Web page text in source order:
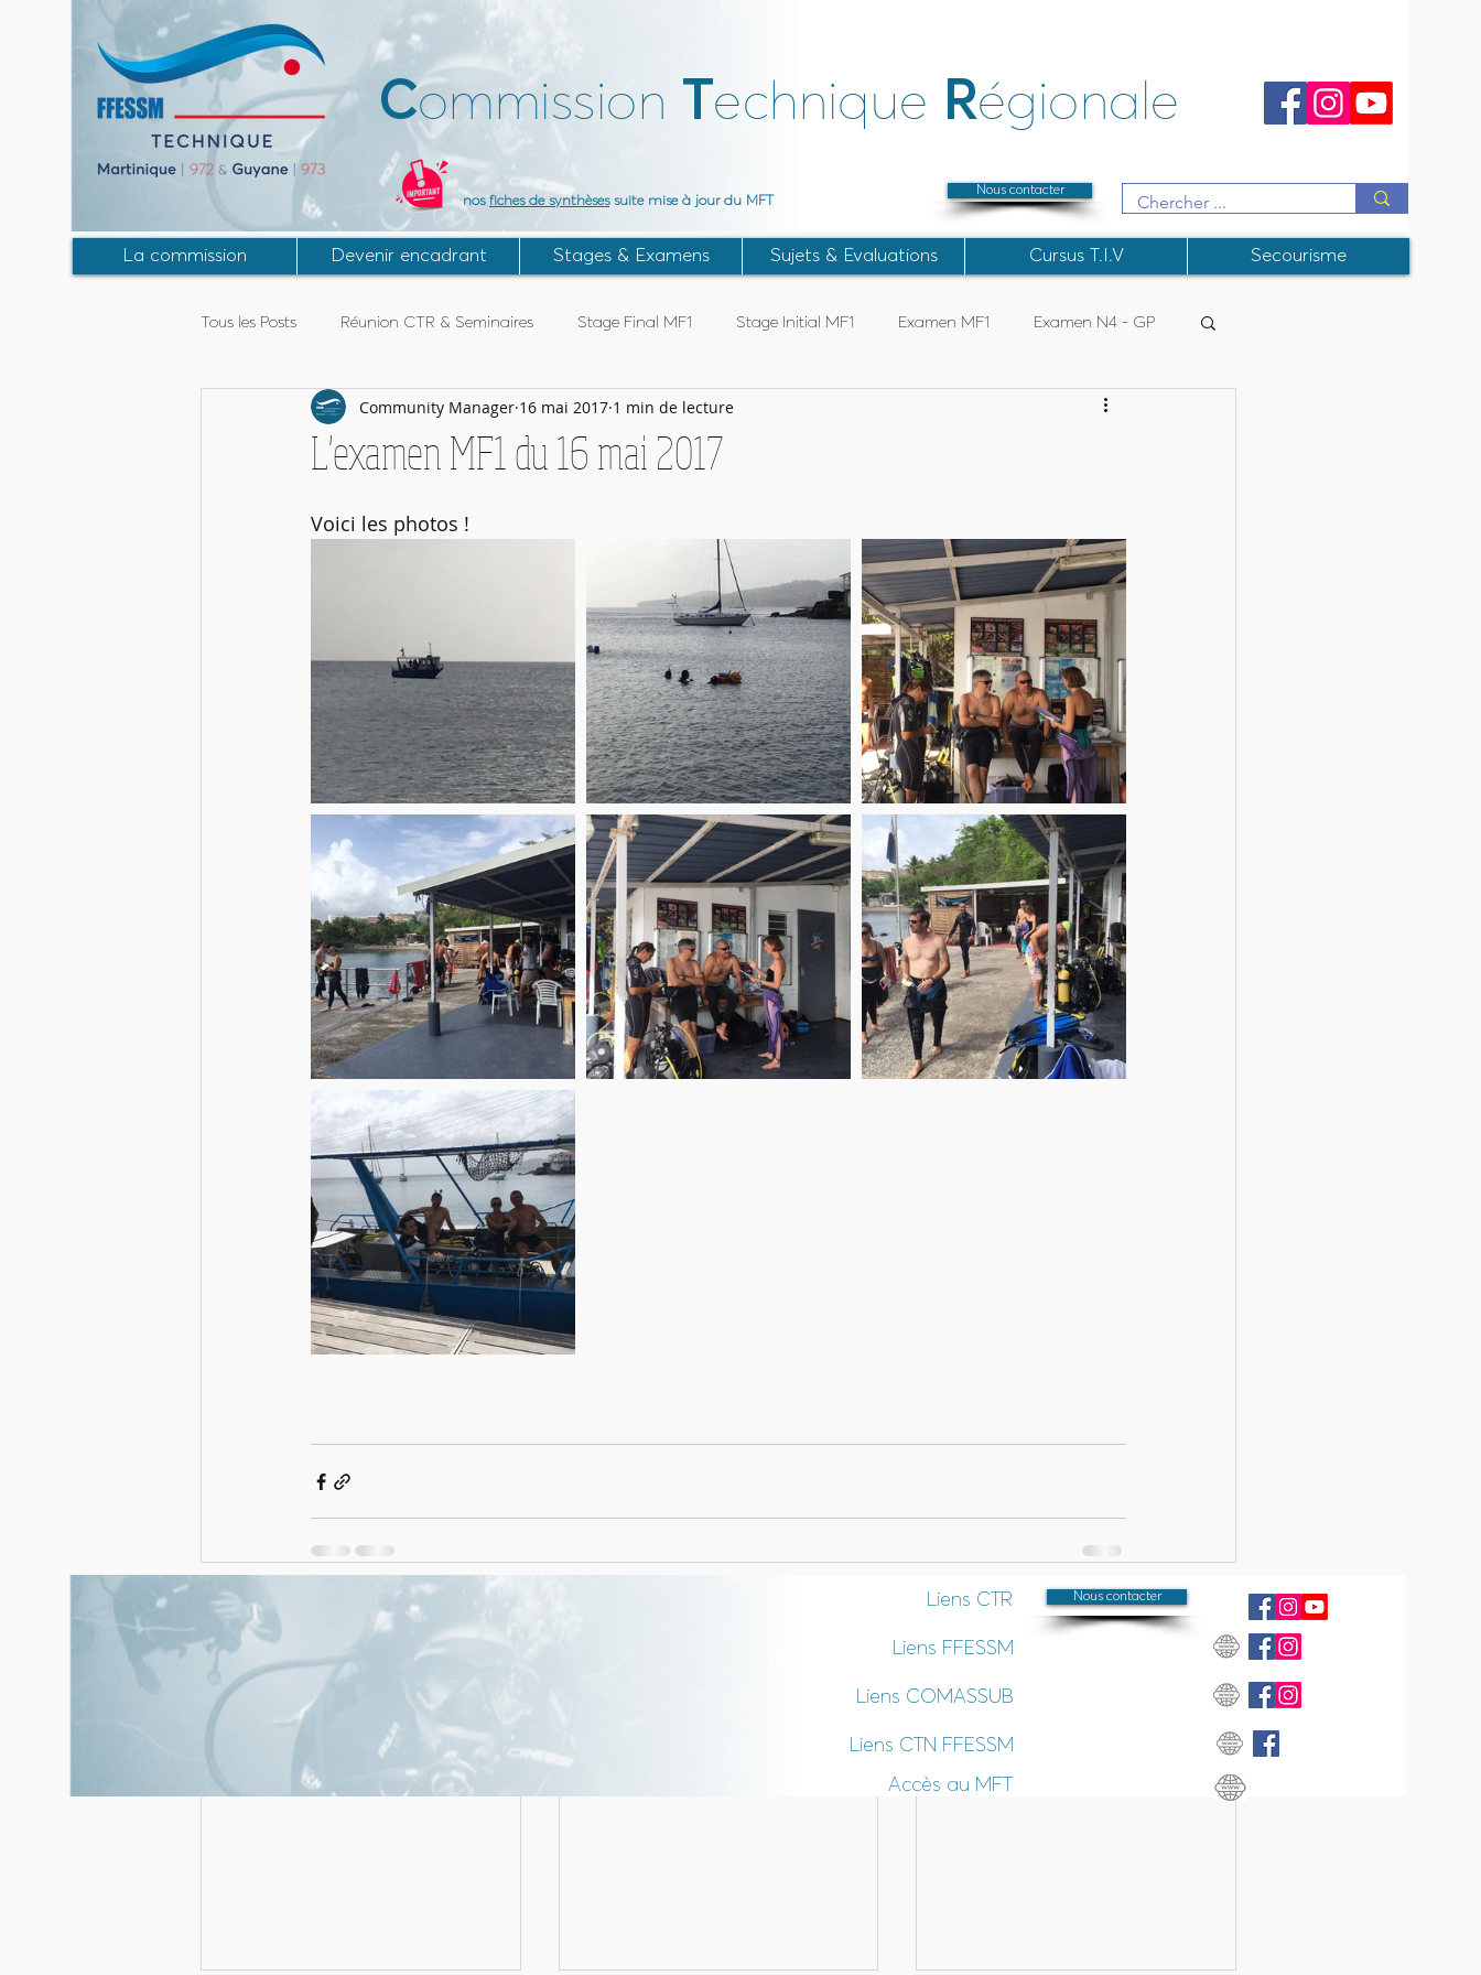
Commission Technique Régionale
Nous contacter
nos fiches de synthèsessuite mise à jour du MFT
La commission Devenir encadrant Stages & Examens Sujets & Evaluations Cursus T.I.V Secourisme
Tous les Posts Réunion CTR & Seminaires Stage Final MF1 Stage Initial MF1 Examen MF1 Examen N4 - GP
Activités Guyane Stage MF2 Articles Subaqua FFESSM College Instructeurs
Planning
L'examen MF1 du 16 mai 2017
Community Manager 16 mai 2017 1 min de lecture
Voici les photos !
Posts récents Voir tout
Nous contacter
Liens CTR
Liens FFESSM
Liens COMASSUB
Liens CTN FFESSM
Accès au MFT